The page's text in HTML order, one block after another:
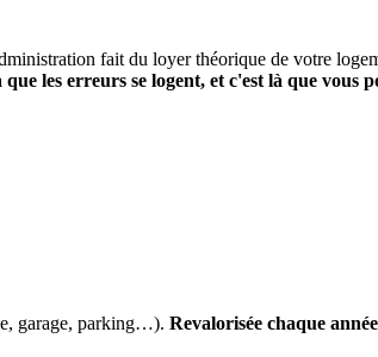
fait du loyer théorique de votre
que les erreurs se logent, et c'est là que vous
garage, parking…). Revalorisée chaque